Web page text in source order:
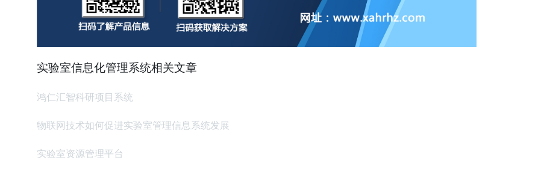
实验室信息化管理系统相关文章
鸿仁汇智科研项目系统
物联网技术如何促进实验室管理信息系统发展
实验室资源管理平台